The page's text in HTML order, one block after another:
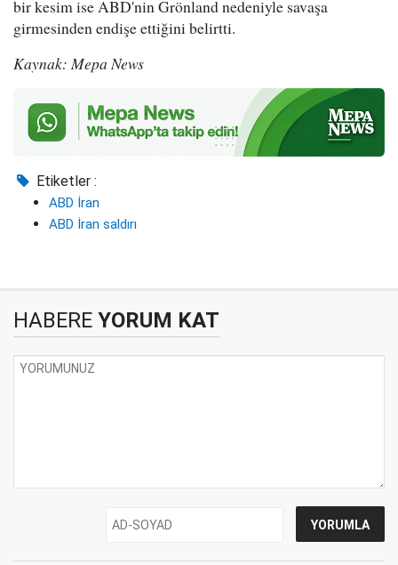
bir kesim ise ABD'nin Grönland nedeniyle savaşa
girmesinden endişe ettiğini belirtti.
Kaynak: Mepa News
Etiketler :
ABD İran
ABD İran saldırı
HABERE YORUM KAT